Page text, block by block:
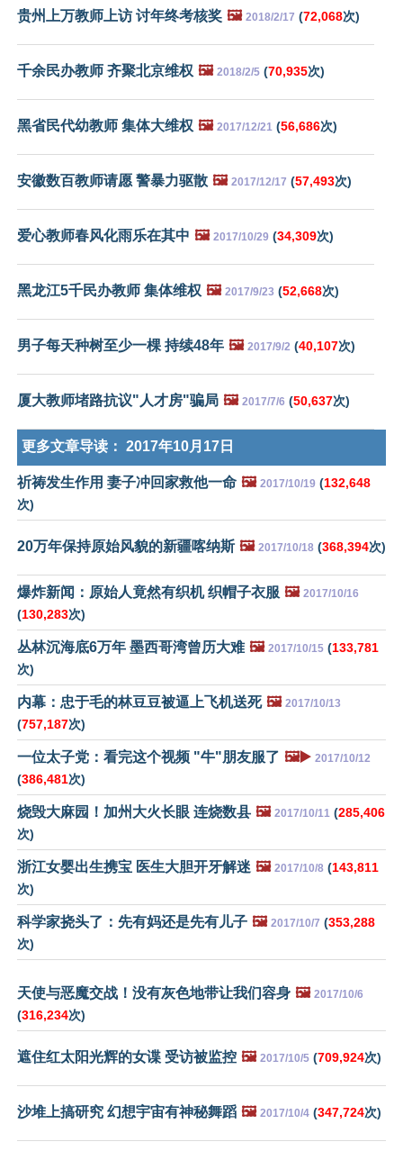
贵州上万教师上访 讨年终考核奖 🖼️ 2018/2/17 (72,068次)
千余民办教师 齐聚北京维权 🖼️ 2018/2/5 (70,935次)
黑省民代幼教师 集体大维权 🖼️ 2017/12/21 (56,686次)
安徽数百教师请愿 警暴力驱散 🖼️ 2017/12/17 (57,493次)
爱心教师春风化雨乐在其中 🖼️ 2017/10/29 (34,309次)
黑龙江5千民办教师 集体维权 🖼️ 2017/9/23 (52,668次)
男子每天种树至少一棵 持续48年 🖼️ 2017/9/2 (40,107次)
厦大教师堵路抗议"人才房"骗局 🖼️ 2017/7/6 (50,637次)
更多文章导读： 2017年10月17日
祈祷发生作用 妻子冲回家救他一命 🖼️ 2017/10/19 (132,648
次)
20万年保持原始风貌的新疆喀纳斯 🖼️ 2017/10/18 (368,394次)
爆炸新闻：原始人竟然有织机 织帽子衣服 🖼️ 2017/10/16
(130,283次)
丛林沉海底6万年 墨西哥湾曾历大难 🖼️ 2017/10/15 (133,781
次)
内幕：忠于毛的林豆豆被逼上飞机送死 🖼️ 2017/10/13
(757,187次)
一位太子党：看完这个视频 "牛"朋友服了 🖼️▶️ 2017/10/12
(386,481次)
烧毁大麻园！加州大火长眼 连烧数县 🖼️ 2017/10/11 (285,406
次)
浙江女婴出生携宝 医生大胆开牙解迷 🖼️ 2017/10/8 (143,811
次)
科学家挠头了：先有妈还是先有儿子 🖼️ 2017/10/7 (353,288
次)
天使与恶魔交战！没有灰色地带让我们容身 🖼️ 2017/10/6
(316,234次)
遮住红太阳光辉的女谍 受访被监控 🖼️ 2017/10/5 (709,924次)
沙堆上搞研究 幻想宇宙有神秘舞蹈 🖼️ 2017/10/4 (347,724次)